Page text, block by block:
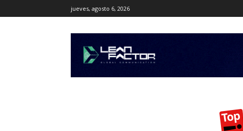
jueves, agosto 6, 2026